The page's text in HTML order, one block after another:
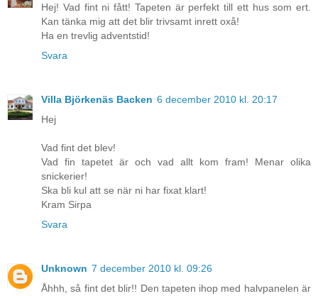
Hej! Vad fint ni fått! Tapeten är perfekt till ett hus som ert.
Kan tänka mig att det blir trivsamt inrett oxå!
Ha en trevlig adventstid!
Svara
Villa Björkenäs Backen 6 december 2010 kl. 20:17
Hej
Vad fint det blev!
Vad fin tapetet är och vad allt kom fram! Menar olika
snickerier!
Ska bli kul att se när ni har fixat klart!
Kram Sirpa
Svara
Unknown 7 december 2010 kl. 09:26
Åhhh, så fint det blir!! Den tapeten ihop med halvpanelen är